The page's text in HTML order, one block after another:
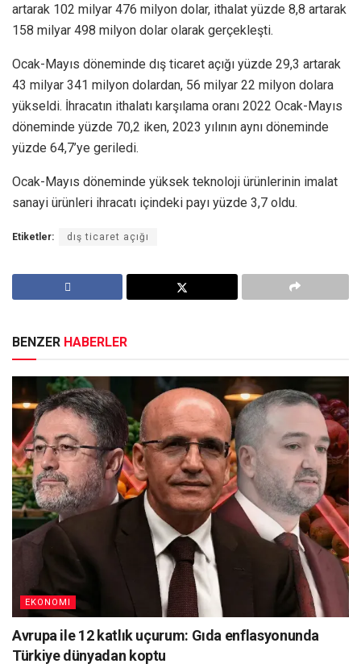
artarak 102 milyar 476 milyon dolar, ithalat yüzde 8,8 artarak
158 milyar 498 milyon dolar olarak gerçekleşti.
Ocak-Mayıs döneminde dış ticaret açığı yüzde 29,3 artarak
43 milyar 341 milyon dolardan, 56 milyar 22 milyon dolara
yükseldi. İhracatın ithalatı karşılama oranı 2022 Ocak-Mayıs
döneminde yüzde 70,2 iken, 2023 yılının aynı döneminde
yüzde 64,7’ye geriledi.
Ocak-Mayıs döneminde yüksek teknoloji ürünlerinin imalat
sanayi ürünleri ihracatı içindeki payı yüzde 3,7 oldu.
Etiketler: dış ticaret açığı
BENZER HABERLER
EKONOMI
Avrupa ile 12 katlık uçurum: Gıda enflasyonunda
Türkiye dünyadan koptu